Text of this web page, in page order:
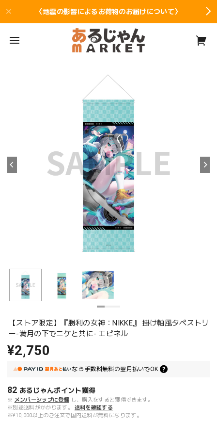
〈地震の影響によるお荷物のお届けについて〉
【ストア限定】『勝利の女神：NIKKE』 掛け軸風タペストリ
ー-満月の下でニケと共に- エピネル
¥2,750
なら 手数料無料の翌月払いでOK
82 あるじゃんポイント獲得
※ メンバーシップに登録 し、購入をすると獲得できます。
※別途送料がかかります。
送料を確認する
※¥10,000以上のご注文で国内送料が無料になります。